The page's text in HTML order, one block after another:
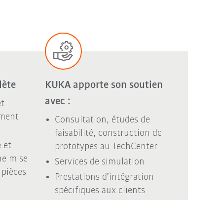
et
mise
KUKA apporte son soutien
avec :
Consultation, études de
faisabilité, construction de
prototypes au TechCenter
Services de simulation
Prestations d’intégration
spécifiques aux clients